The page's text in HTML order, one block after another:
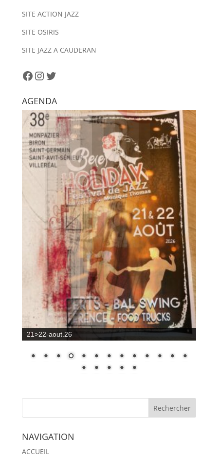
n
t
i
:
SITE ACTION JAZZ
SITE OSIRIS
SITE JAZZ A CAUDERAN
Facebook
Instagram
Twitter
AGENDA
21>22-aout.26
NAVIGATION
ACCUEIL